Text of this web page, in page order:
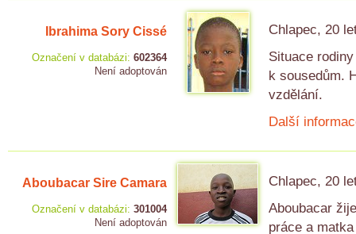
Ibrahima Sory Cissé
Označení v databázi: 602364
Není adoptován
Chlapec, 20
Situace
k sousedům.
vzdělání.
Další
Aboubacar Sire Camara
Označení v databázi: 301004
Není adoptován
Chlapec, 20
Aboubacar
práce a